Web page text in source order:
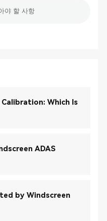
야 할 사항
Which Is
ADAS
by Windscreen